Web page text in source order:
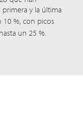
y la última
10 %, con picos
un25 %.